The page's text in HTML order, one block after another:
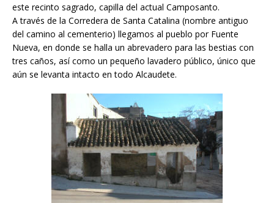
este recinto sagrado, capilla del actual Camposanto.
A través de la Corredera de Santa Catalina (nombre antiguo
del camino al cementerio) llegamos al pueblo por Fuente
Nueva, en donde se halla un abrevadero para las bestias con
tres caños, así como un pequeño lavadero público, único que
aún se levanta intacto en todo Alcaudete.